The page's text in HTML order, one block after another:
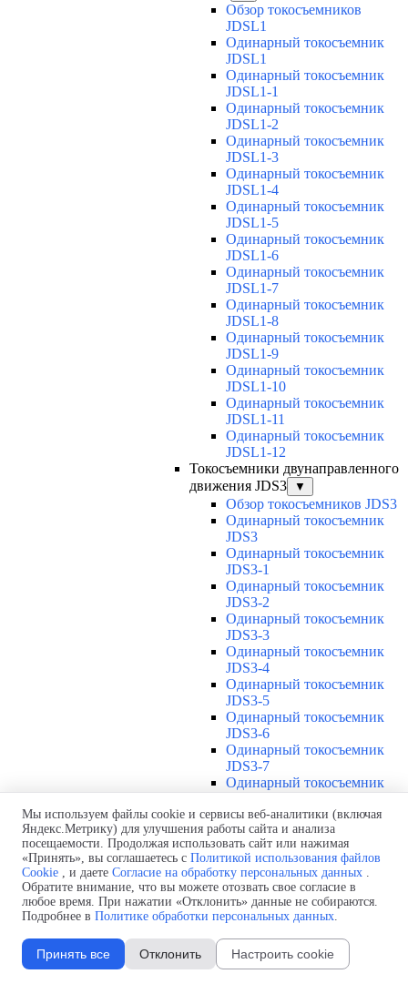
Обзор токосъемников
JDSL1
Одинарный токосъемник
JDSL1
Одинарный токосъемник
JDSL1-1
Одинарный токосъемник
JDSL1-2
Одинарный токосъемник
JDSL1-3
Одинарный токосъемник
JDSL1-4
Одинарный токосъемник
JDSL1-5
Одинарный токосъемник
JDSL1-6
Одинарный токосъемник
JDSL1-7
Одинарный токосъемник
JDSL1-8
Одинарный токосъемник
JDSL1-9
Одинарный токосъемник
JDSL1-10
Одинарный токосъемник
JDSL1-11
Одинарный токосъемник
JDSL1-12
Токосъемники двунаправленного
движения JDS3
▼
Обзор токосъемников JDS3
Одинарный токосъемник
JDS3
Одинарный токосъемник
JDS3-1
Одинарный токосъемник
JDS3-2
Одинарный токосъемник
JDS3-3
Одинарный токосъемник
JDS3-4
Одинарный токосъемник
JDS3-5
Одинарный токосъемник
JDS3-6
Одинарный токосъемник
JDS3-7
Одинарный токосъемник
Одинарный токосъемник
JDS3-9
Одинарный токосъемник
JDS3-10
Одинарный токосъемник
JDS3-11
Одинарный токосъемник
Соединения U12
Защитная оболочка для
Мы используем файлы cookie и сервисы веб-аналитики (включая
Яндекс.Метрику) для улучшения работы сайта и анализа
посещаемости. Продолжая использовать сайт или нажимая
«Принять», вы соглашаетесь с Политикой использования файлов
Cookie , и даете Согласие на обработку персональных данных .
Обратите внимание, что вы можете отозвать свое согласие в
любое время. При нажатии «Отклонить» данные не собираются.
Подробнее в Политике обработки персональных данных.
Принять все Отклонить Настроить cookie